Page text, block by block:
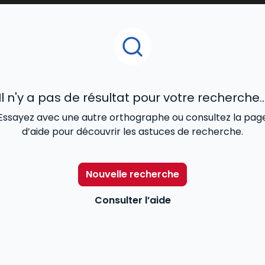
clés de la régulation sociale.
Il n'y a pas de résultat pour votre
avec une autre orthographe ou consultez la
d’aide pour découvrir les astuces de recherche.
Nouvelle recherche
Consulter l’aide